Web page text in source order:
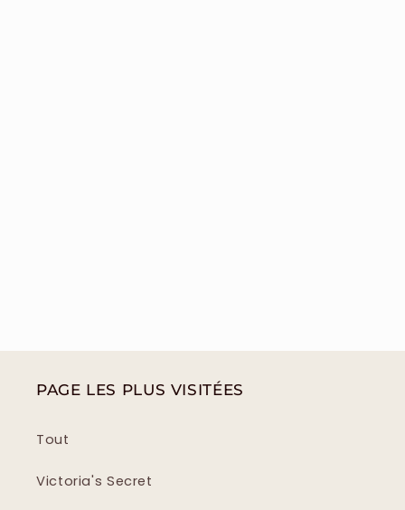
PAGE LES PLUS VISITÉES
Tout
Victoria's Secret